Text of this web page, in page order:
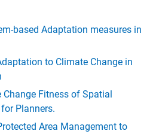
based Adaptation measures in
to Climate Change in
Fitness of Spatial
Planners.
Area Management to